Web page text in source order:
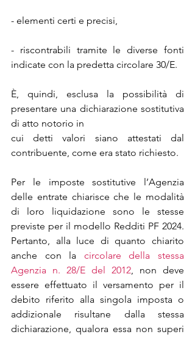
- elementi certi e precisi,
- riscontrabili tramite le diverse fonti
indicate con la predetta circolare 30/E.
È, quindi, esclusa la possibilità di
presentare una dichiarazione sostitutiva
di atto notorio in
cui detti valori siano attestati dal
contribuente, come era stato richiesto.
Per le imposte sostitutive l’Agenzia
delle entrate chiarisce che le modalità
di loro liquidazione sono le stesse
previste per il modello Redditi PF 2024.
Pertanto, alla luce di quanto chiarito
anche con la circolare della stessa
Agenzia n. 28/E del 2012, non deve
essere effettuato il versamento per il
debito riferito alla singola imposta o
addizionale risultane dalla stessa
dichiarazione, qualora essa non superi